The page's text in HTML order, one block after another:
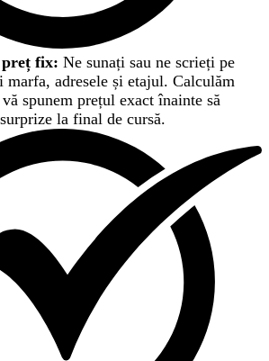
preț fix: Ne sunați sau ne scrieți pe
marfa, adresele și etajul. Calculăm
spunem prețul exact înainte să
la final de cursă.